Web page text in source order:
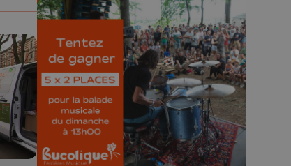
🎁 Gagnez 5x2
places pour le
Bucolique Ferrières
Festival 🌿🎶
Concours valable jusqu'au 9 août,
23h59.